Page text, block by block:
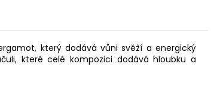
který dodává vůni svěží a energický
které celé kompozici dodává hloubku a